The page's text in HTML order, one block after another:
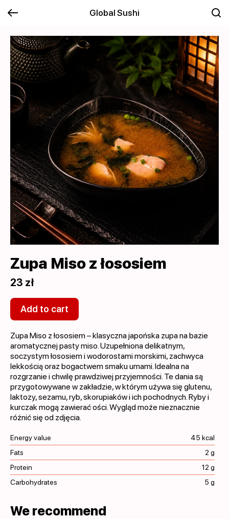
Global Sushi
Zupa Miso z łososiem
23 zł
Add to cart
Zupa Miso z łososiem – klasyczna japońska zupa na bazie
aromatycznej pasty miso. Uzupełniona delikatnym,
soczystym łososiem i wodorostami morskimi, zachwyca
lekkością oraz bogactwem smaku umami. Idealna na
rozgrzanie i chwilę prawdziwej przyjemności. Te dania są
przygotowywane w zakładzie, w którym używa się glutenu,
laktozy, sezamu, ryb, skorupiaków i ich pochodnych. Ryby i
kurczak mogą zawierać ości. Wygląd może nieznacznie
różnić się od zdjęcia.
Energy value
45 kcal
Fats
2 g
Protein
12 g
Carbohydrates
5 g
We recommend